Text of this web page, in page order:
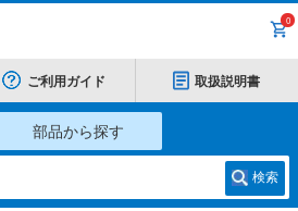
0
ご利用ガイド 取扱説明書
部品から探す
検索